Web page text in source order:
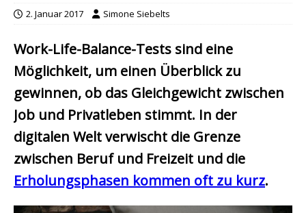
2. Januar 2017 Simone Siebelts
Work-Life-Balance-Tests sind eine
Möglichkeit, um einen Überblick zu
gewinnen, ob das Gleichgewicht zwischen
Job und Privatleben stimmt. In der
digitalen Welt verwischt die Grenze
zwischen Beruf und Freizeit und die
Erholungsphasen kommen oft zu kurz.